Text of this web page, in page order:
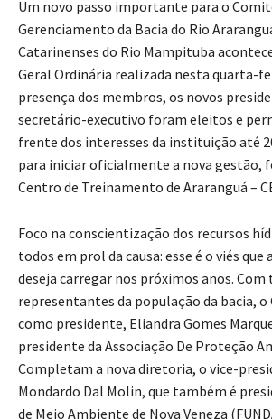
Um novo passo importante para o
Gerenciamento da Bacia do Rio
Catarinenses do Rio Mampituba
Geral Ordinária realizada nesta quarta-
presença dos membros, os novos
secretário-executivo foram eleitos e
frente dos interesses da instituição até
para iniciar oficialmente a nova gestão,
Centro de Treinamento de Araranguá –
Foco na conscientização dos recursos
todos em prol da causa: esse é o viés
deseja carregar nos próximos anos. Com
representantes da população da bacia,
como presidente, Eliandra Gomes
presidente da Associação De Proteção
Completam a nova diretoria, o vice-
Mondardo Dal Molin, que também é
de Meio Ambiente de Nova Veneza